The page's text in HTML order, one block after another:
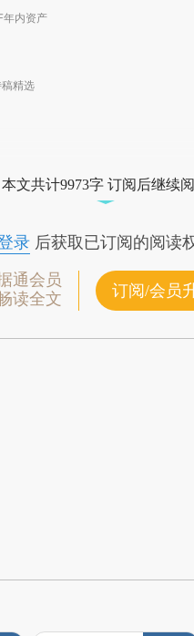
年内资产
稿精选
本文共计9973字 订阅后继续
录后获取已订阅的阅读
通会员
读全文
订阅/会员